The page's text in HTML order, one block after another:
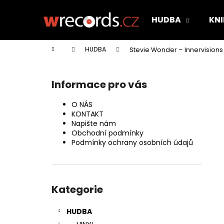
HUDBA
Domů HUDBA Stevie Wonder – Innervisions
Informace pro vás
O NÁS
KONTAKT
Napište nám
Obchodní podmínky
Podmínky ochrany osobních údajů
kategorie
Kategorie
HUDBA
í
Zpět
do
Zpět
do